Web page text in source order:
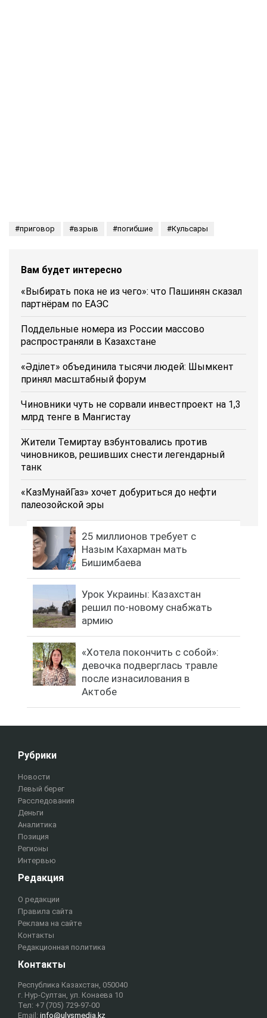
приговор взрыв погибшие Кульсары
Вам будет интересно
«Выбирать пока не из чего»: что Пашинян сказал
партнёрам по ЕАЭС
Поддельные номера из России массово
распространяли в Казахстане
«Әділет» объединила тысячи людей: Шымкент
принял масштабный форум
Чиновники чуть не сорвали инвестпроект на 1,3
млрд тенге в Мангистау
Жители Темиртау взбунтовались против
чиновников, решивших снести легендарный
танк
«КазМунайГаз» хочет добуриться до нефти
палеозойской эры
25 миллионов требует с
Назым Кахарман мать
Бишимбаева
Урок Украины: Казахстан
решил по-новому снабжать
армию
«Хотела покончить с собой»:
девочка подверглась травле
после изнасилования в
Актобе
Рубрики
Новости
Левый берег
Расследования
Деньги
Аналитика
Позиция
Регионы
Интервью
Редакция
О редакции
Правила сайта
Реклама на сайте
Контакты
Редакционная политика
Контакты
Республика Казахстан, 050040
г. Нур-Султан, ул. Конаева 10
Тел: +7 (705) 729-97-00
Email: info@ulysmedia.kz